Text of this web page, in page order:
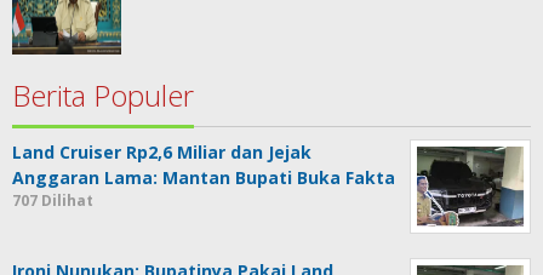
Berita Populer
Land Cruiser Rp2,6 Miliar dan Jejak
Anggaran Lama: Mantan Bupati Buka Fakta
707 Dilihat
Ironi Nunukan: Bupatinya Pakai Land